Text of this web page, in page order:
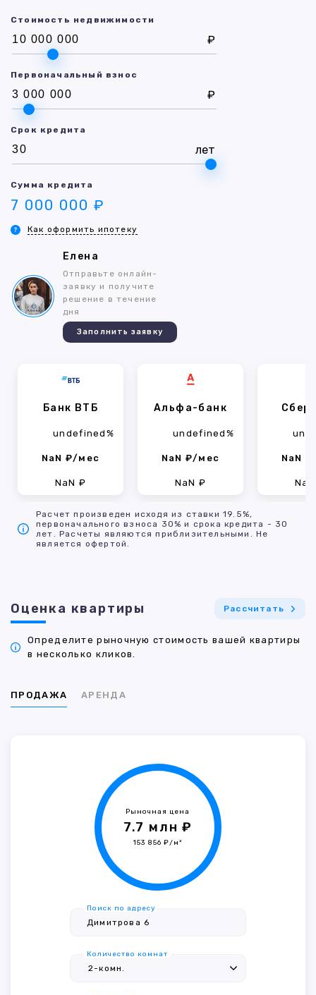
Стоимость недвижимости
₽
Первоначальный взнос
₽
Срок кредита
лет
Сумма кредита
7 000 000 ₽
Как оформить ипотеку
Елена
Отправьте онлайн-
заявку и получите
решение в течение
дня
Заполнить заявку
Банк ВТБ
undefined%
NaN ₽/мес
NaN ₽
Альфа-банк
undefined%
NaN ₽/мес
NaN ₽
NaN
Расчет произведен исходя из ставки 19.5%,
первоначального взноса 30% и срока кредита - 30
лет. Расчеты являются приблизительными. Не
является офертой.
Оценка квартиры Рассчитать
Определите рыночную стоимость вашей квартиры
в несколько кликов.
ПРОДАЖА АРЕНДА
Рыночная цена
7.7 млн ₽
153 856 ₽/м²
Поиск по адресу
Количество комнат